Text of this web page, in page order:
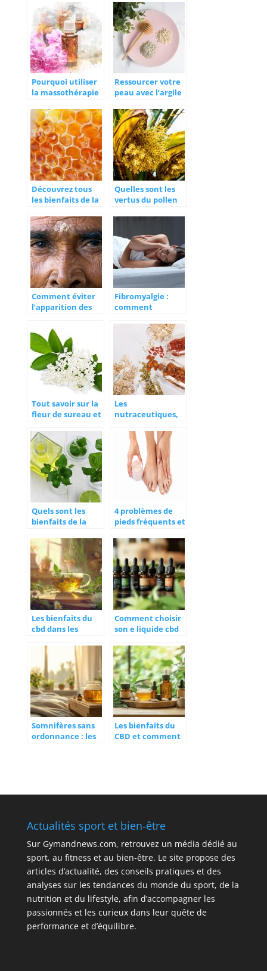
douleurs
Pourquoi utiliser
la massothérapie
essentielles ?
Ressourcer votre
peau avec l’argile
Découvrez tous
les bienfaits de la
Quelles sont les
vertus du pollen
Comment éviter
l’apparition des
Fibromyalgie :
comment
douleurs ?
Tout savoir sur la
fleur de sureau et
Les
nutraceutiques,
donc ?
Quels sont les
bienfaits de la
4 problèmes de
pieds fréquents et
naturels
Les bienfaits du
cbd dans les
détente et le
bien-être
Comment choisir
son e liquide cbd
expérience
optimale
Somnifères sans
ordonnance : les
Les bienfaits du
CBD et comment
Actualités sport et bien‑être
Sur Gymandnews.com, retrouvez un média dédié au
sport, au fitness et au bien‑être. Le site propose des
articles d’actualité, des conseils pratiques et des
analyses sur les tendances du monde du sport, de la
nutrition et du lifestyle, afin d’accompagner les
passionnés et les curieux dans leur quête de
performance et d’équilibre.